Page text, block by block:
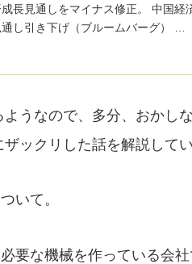
長見通しをマイナス修正。 中国経
通し引き下げ（ブルームバーグ） …
うなので、多分、おかし
ックリした話を解説してい
いて。
要な機械を作っている会